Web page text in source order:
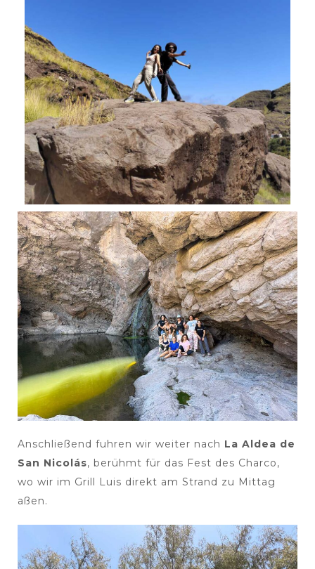
Anschließend fuhren wir weiter nach La Aldea de
San Nicolás, berühmt für das Fest des Charco,
wo wir im Grill Luis direkt am Strand zu Mittag
aßen.